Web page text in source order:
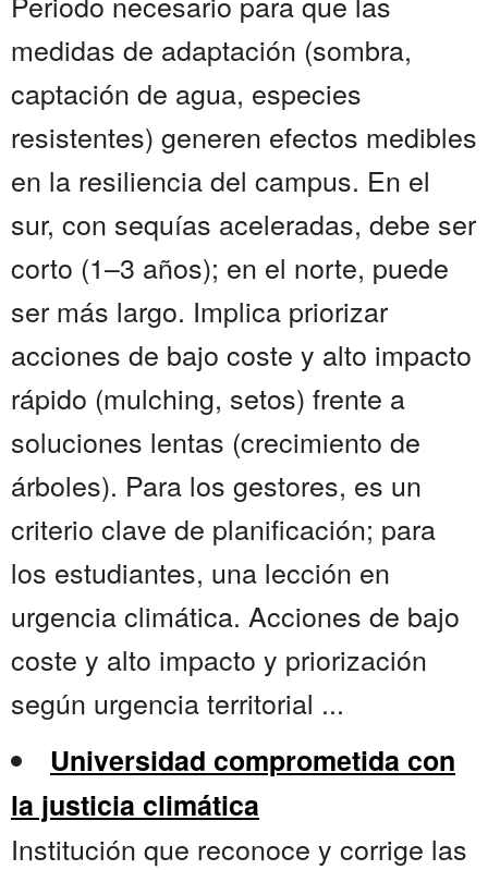
medidas de adaptación (sombra,
captación de agua, especies
resistentes) generen efectos medibles
en la resiliencia del campus. En el
sur, con sequías aceleradas, debe ser
corto (1–3 años); en el norte, puede
ser más largo. Implica priorizar
acciones de bajo coste y alto impacto
rápido (mulching, setos) frente a
soluciones lentas (crecimiento de
árboles). Para los gestores, es un
criterio clave de planificación; para
los estudiantes, una lección en
urgencia climática. Acciones de bajo
coste y alto impacto y priorización
según urgencia territorial ...
Universidad comprometida con
la justicia climática
Institución que reconoce y corrige las